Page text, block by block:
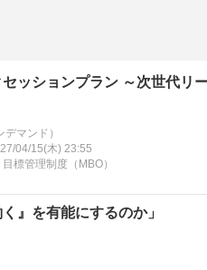
セッションプラン ～次世代リ
マンド）
04/15(木) 23:55
標管理制度（MBO）
』を有能にするのか」